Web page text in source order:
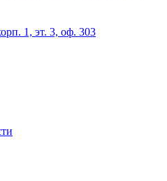
1, эт. 3, оф. 303